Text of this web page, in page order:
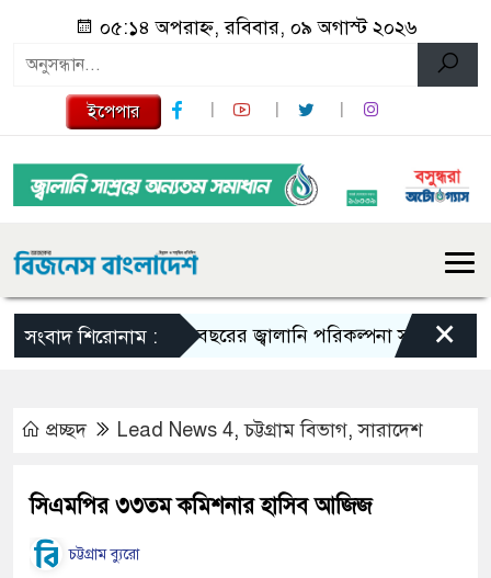
০৫:১৪ অপরাহ্ন, রবিবার, ০৯ অগাস্ট ২০২৬
ইপেপার
সংবাদ শিরোনাম :১০ বছরের জ্বালানি পরিকল্পনা সংসদে তুলে ধরবে
×
প্রচ্ছদ Lead News 4,চট্টগ্রাম বিভাগ,সারাদেশ
সিএমপির ৩৩তম কমিশনার হাসিব আজিজ
চট্টগ্রাম ব্যুরো